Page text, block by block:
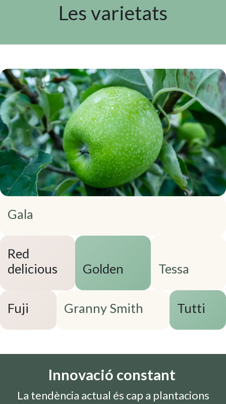
Les varietats
Gala
Red
delicious
Golden Tessa
Fuji Granny Smith Tutti
Innovació constant
La tendència actual és cap a plantacions